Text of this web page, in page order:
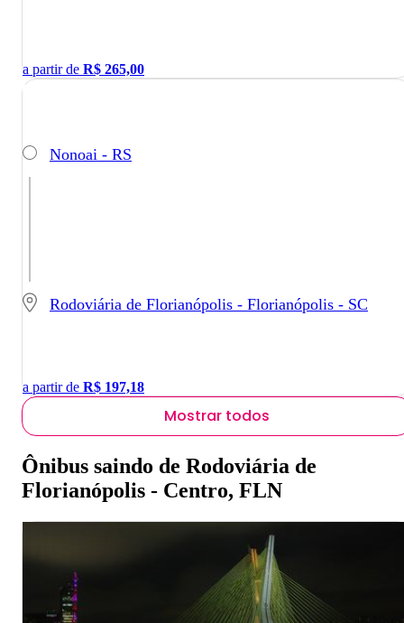
a partir de R$ 265,00
Nonoai - RS
Rodoviária de Florianópolis - Florianópolis - SC
a partir de R$ 197,18
Mostrar todos
Ônibus saindo de Rodoviária de
Florianópolis - Centro, FLN